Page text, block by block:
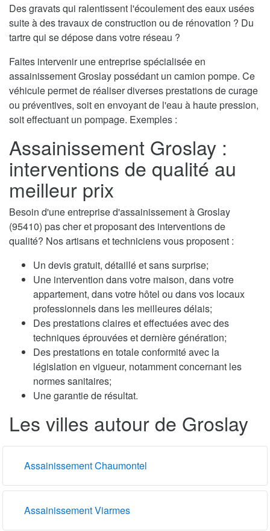
Des gravats qui ralentissent l'écoulement des eaux usées
suite à des travaux de construction ou de rénovation ? Du
tartre qui se dépose dans votre réseau ?
Faites intervenir une entreprise spécialisée en
assainissement Groslay possédant un camion pompe. Ce
véhicule permet de réaliser diverses prestations de curage
ou préventives, soit en envoyant de l'eau à haute pression,
soit effectuant un pompage. Exemples :
Assainissement Groslay :
interventions de qualité au
meilleur prix
Besoin d'une entreprise d'assainissement à Groslay
(95410) pas cher et proposant des interventions de
qualité? Nos artisans et techniciens vous proposent :
Un devis gratuit, détaillé et sans surprise;
Une intervention dans votre maison, dans votre
appartement, dans votre hôtel ou dans vos locaux
professionnels dans les meilleures délais;
Des prestations claires et effectuées avec des
techniques éprouvées et dernière génération;
Des prestations en totale conformité avec la
législation en vigueur, notamment concernant les
normes sanitaires;
Une garantie de résultat.
Les villes autour de Groslay
Assainissement Chaumontel
Assainissement Viarmes